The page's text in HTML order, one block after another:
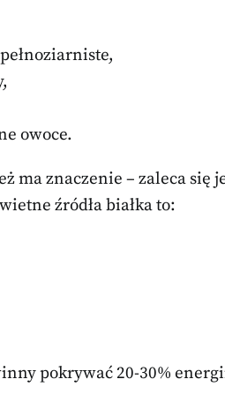
owoce.
ma znaczenie – zaleca się
źródła białka to:
pokrywać 20-30%